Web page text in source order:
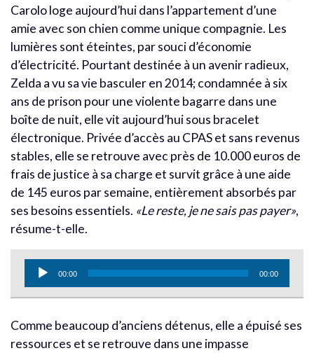
Carolo loge aujourd’hui dans l’appartement d’une
amie avec son chien comme unique compagnie. Les
lumières sont éteintes, par souci d’économie
d’électricité. Pourtant destinée à un avenir radieux,
Zelda a vu sa vie basculer en 2014; condamnée à six
ans de prison pour une violente bagarre dans une
boîte de nuit, elle vit aujourd’hui sous bracelet
électronique. Privée d’accès au CPAS et sans revenus
stables, elle se retrouve avec près de 10.000 euros de
frais de justice à sa charge et survit grâce à une aide
de 145 euros par semaine, entièrement absorbés par
ses besoins essentiels. «Le reste, je ne sais pas payer»,
résume-t-elle.
Lecteur
00:00 00:00
Comme beaucoup d’anciens détenus, elle a épuisé ses
ressources et se retrouve dans une impasse